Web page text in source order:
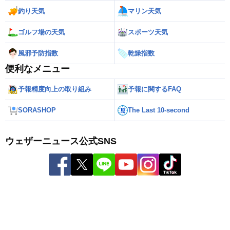
釣り天気 マリン天気
ゴルフ場の天気 スポーツ天気
風邪予防指数 乾燥指数
便利なメニュー
予報精度向上の取り組み 予報に関するFAQ
SORASHOP The Last 10-second
ウェザーニュース公式SNS